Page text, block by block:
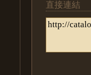
直接連結